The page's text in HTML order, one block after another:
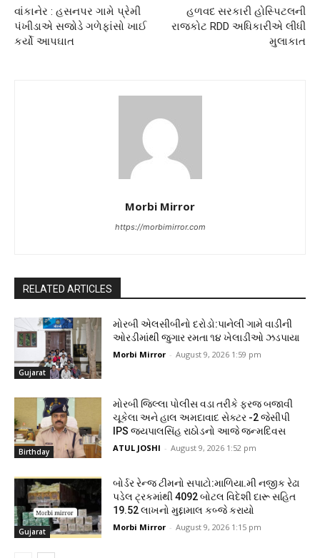
વાંકાનેર : હસનપર ગામે પ્રેમી
પંખીડાએ સજોડે ગળેફાંસો ખાઈ
કર્યો આપઘાત
હળવદ સરકારી હોસ્પિટલની
રાજકોટ RDD અધિકારીએ લીધી
મુલાકાત
Morbi Mirror
https://morbimirror.com
RELATED ARTICLES
Gujarat
મોરબી એલસીબીનો દરોડો:પાનેલી ગામે વાડીની
ઓરડીમાંથી જુગાર રમતા ૧૪ ખેલાડીઓ ઝડપાયા
Morbi Mirror - August 9, 2026 1:59 pm
Birthday
મોરબી જિલ્લા પોલીસ વડા તરીકે ફરજ બજાવી
ચૂકેલા અને હાલ અમદાવાદ સેક્ટર -2 જેસીપી
IPS જયપાલસિંહ રાઠોડનો આજે જન્મદિવસ
ATUL JOSHI - August 9, 2026 1:52 pm
Gujarat
બોર્ડર રેન્જ ટીમનો સપાટો:માળિયા.મી નજીક રેઢા
પડેલ ટ્રકમાંથી 4092 બોટલ વિદેશી દારૂ સહિત
19.52 લાખનો મુદ્દામાલ કબ્જે કરાયો
Morbi Mirror - August 9, 2026 1:15 pm